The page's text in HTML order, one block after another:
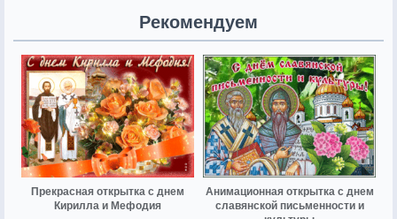
Рекомендуем
Прекрасная открытка с днем
Кирилла и Мефодия
Анимационная открытка с днем
славянской письменности и